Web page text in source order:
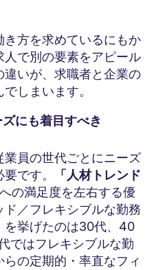
方を求めているにもか
で別の要素をアピール
違いが、求職者と企業の
しまいます。
にも着目すべき
業員の世代ごとにニーズ
です。
「人材トレンド
の満足度を左右する優
／フレキシブルな勤務
を挙げたのは30代、40
ではフレキシブルな勤
の定期的・率直なフィ